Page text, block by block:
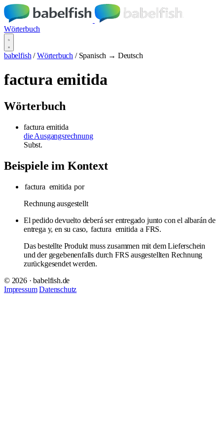
Wörterbuch
babelfish / Wörterbuch / Spanisch → Deutsch
factura emitida
Wörterbuch
factura emitida
die Ausgangsrechnung
Subst.
Beispiele im Kontext
factura emitida por
Rechnung ausgestellt
El pedido devuelto deberá ser entregado junto con el albarán de
entrega y, en su caso, factura emitida a FRS.
Das bestellte Produkt muss zusammen mit dem Lieferschein
und der gegebenenfalls durch FRS ausgestellten Rechnung
zurückgesendet werden.
© 2026 · babelfish.de
Impressum Datenschutz